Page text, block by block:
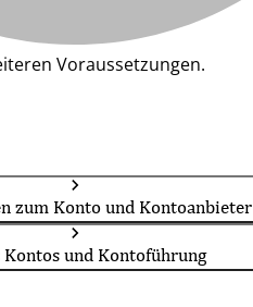
Voraussetzungen.
zum Konto und Kontoanbieter
und Kontoführung